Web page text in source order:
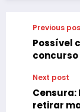
Previous
Possível
concurso
Next post
retirar